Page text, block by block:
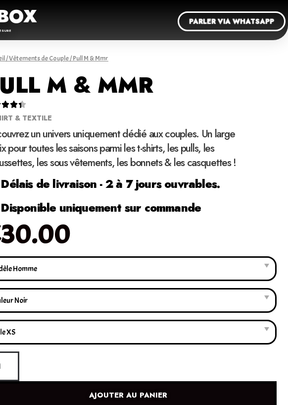
PARLER VIA WHATSAPP
/Vêtements de Couple/ Pull M & Mmr
M & MMR

& TEXTILE
un univers uniquement dédié aux couples. Un large
pour toutes les saisons parmi les t-shirts, les pulls, les
les sous vêtements, les bonnets & les casquettes !
Délais de livraison - 2 à 7 jours ouvrables.
Disponible uniquement sur commande
30.00
AJOUTER AU PANIER